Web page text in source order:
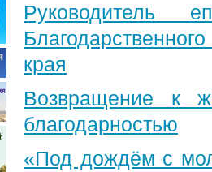
Руководитель
края
Возвращение к
благодарностью
«Под дождём с